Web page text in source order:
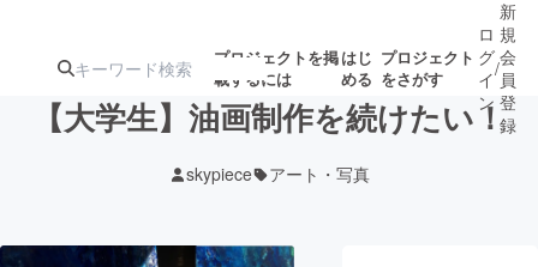
プロジェクトを掲
載するには
はじ
める
プロジェクト
をさがす
ロ
グ
イ
ン
/
新
規
会
員
登
録
【大学生】油画制作を続けたい！
skypiece アート・写真